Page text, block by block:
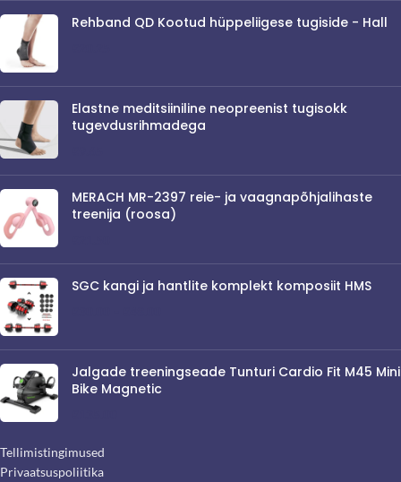
Rehband QD Kootud hüppeliigese tugiside - Hall
Elastne meditsiiniline neopreenist tugisokk
tugevdusrihmadega
MERACH MR-2397 reie- ja vaagnapõhjalihaste
treenija (roosa)
SGC kangi ja hantlite komplekt komposiit HMS
Jalgade treeningseade Tunturi Cardio Fit M45 Mini
Bike Magnetic
Tellimistingimused
Privaatsuspoliitika